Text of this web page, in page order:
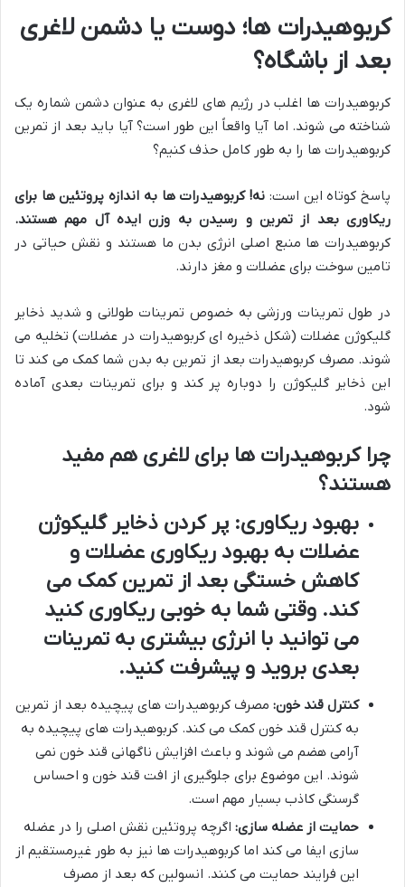
کربوهیدرات ها؛ دوست یا دشمن لاغری
بعد از باشگاه؟
کربوهیدرات ها اغلب در رژیم های لاغری به عنوان دشمن شماره یک
شناخته می شوند. اما آیا واقعاً این طور است؟ آیا باید بعد از تمرین
کربوهیدرات ها را به طور کامل حذف کنیم؟
پاسخ کوتاه این است: نه! کربوهیدرات ها به اندازه پروتئین ها برای
ریکاوری بعد از تمرین و رسیدن به وزن ایده آل مهم هستند.
کربوهیدرات ها منبع اصلی انرژی بدن ما هستند و نقش حیاتی در
تامین سوخت برای عضلات و مغز دارند.
در طول تمرینات ورزشی به خصوص تمرینات طولانی و شدید ذخایر
گلیکوژن عضلات (شکل ذخیره ای کربوهیدرات در عضلات) تخلیه می
شوند. مصرف کربوهیدرات بعد از تمرین به بدن شما کمک می کند تا
این ذخایر گلیکوژن را دوباره پر کند و برای تمرینات بعدی آماده
شود.
چرا کربوهیدرات ها برای لاغری هم مفید
هستند؟
بهبود ریکاوری: پر کردن ذخایر گلیکوژن
عضلات به بهبود ریکاوری عضلات و
کاهش خستگی بعد از تمرین کمک می
کند. وقتی شما به خوبی ریکاوری کنید
می توانید با انرژی بیشتری به تمرینات
بعدی بروید و پیشرفت کنید.
کنترل قند خون: مصرف کربوهیدرات های پیچیده بعد از تمرین
به کنترل قند خون کمک می کند. کربوهیدرات های پیچیده به
آرامی هضم می شوند و باعث افزایش ناگهانی قند خون نمی
شوند. این موضوع برای جلوگیری از افت قند خون و احساس
گرسنگی کاذب بسیار مهم است.
حمایت از عضله سازی: اگرچه پروتئین نقش اصلی را در عضله
سازی ایفا می کند اما کربوهیدرات ها نیز به طور غیرمستقیم از
این فرایند حمایت می کنند. انسولین که بعد از مصرف